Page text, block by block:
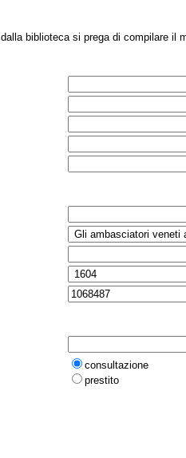
dalla biblioteca si prega di compilare il
consultazione
prestito